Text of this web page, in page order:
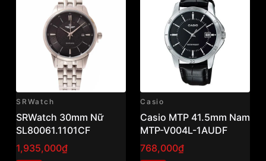
SRWatch
SRWatch 30mm Nữ
SL80061.1101CF
1,935,000₫
Casio
Casio MTP 41.5mm Nam
MTP-V004L-1AUDF
768,000₫